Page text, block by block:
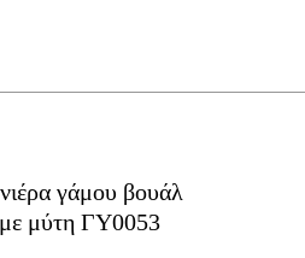
γάμου βουάλ
μύτη ΓΥ0053